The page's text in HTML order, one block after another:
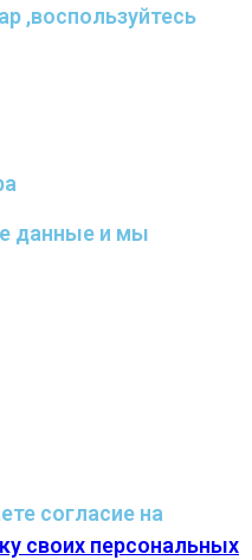
,воспользуйтесь
данные и мы
согласие на
своих персональных